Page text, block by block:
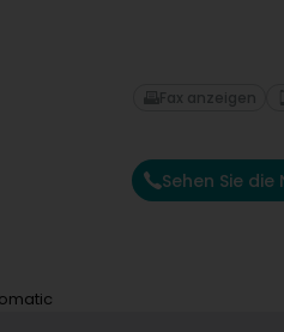
Sehen Sie die
Fax anzeigen